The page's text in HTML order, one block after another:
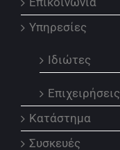
Υπηρεσίες
Ιδιώτες
Επιχειρήσεις
Κατάστημα
Συσκευές